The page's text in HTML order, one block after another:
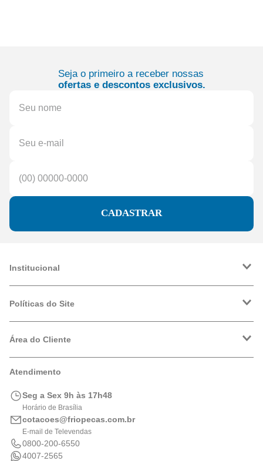
Seja o primeiro a receber nossas
ofertas e descontos exclusivos.
CADASTRAR
Institucional
Trabalhe Conosco
Políticas do Site
Política de Privacidade
Logística
Área do Cliente
Meus Pedidos
Portal de Boletos
Atendimento
Seg a Sex 9h às 17h48
Horário de Brasília
cotacoes@friopecas.com.br
E-mail de Televendas
0800-200-6550
4007-2565